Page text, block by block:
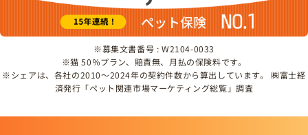
※募集文書番号 : W2104-0033
※猫 50％プラン、賠責無、月払の保険料です。
※シェアは、各社の2010～2024年の契約件数から算出しています。 ㈱富士経
済発行「ペット関連市場マーケティング総覧」調査